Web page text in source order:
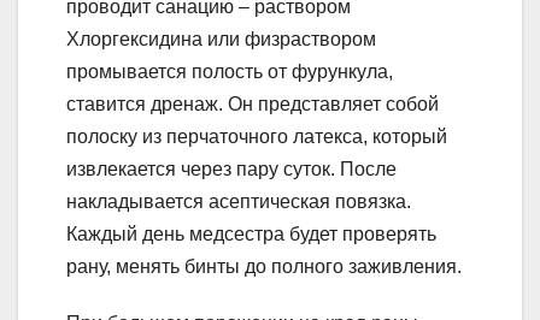
проводит санацию – раствором
Хлоргексидина или физраствором
промывается полость от фурункула,
ставится дренаж. Он представляет собой
полоску из перчаточного латекса, который
извлекается через пару суток. После
накладывается асептическая повязка.
Каждый день медсестра будет проверять
рану, менять бинты до полного заживления.